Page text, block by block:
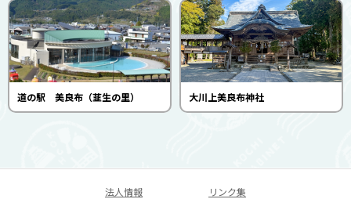
道の駅 美良布（韮生の里） 大川上美良布神社
法人情報
リンク集